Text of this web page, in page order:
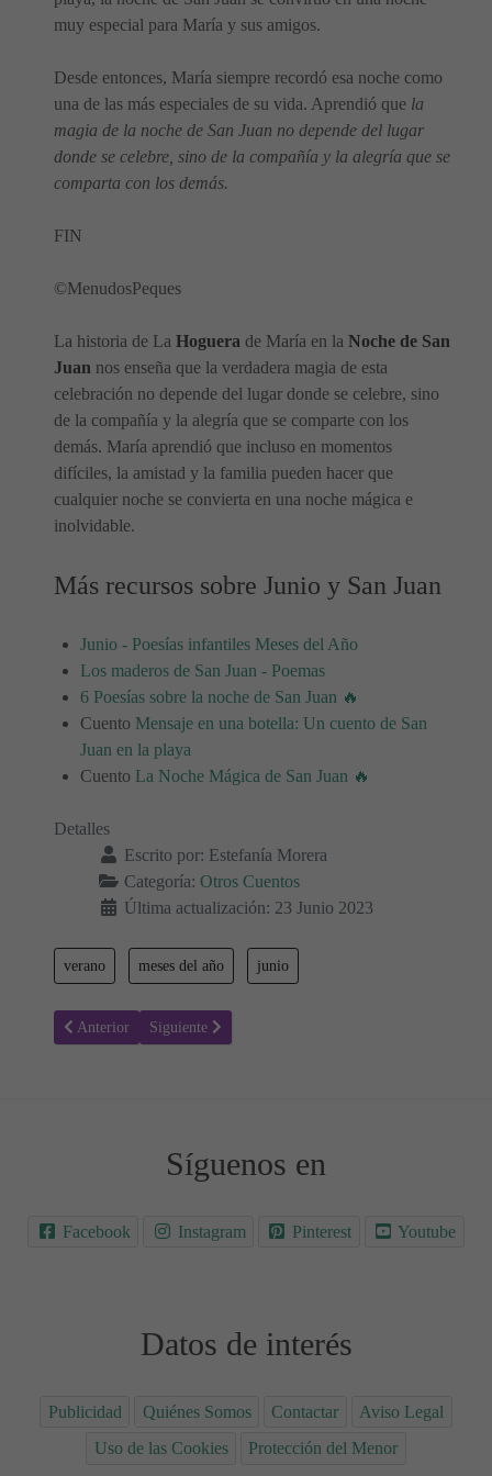
muy especial para María y sus amigos.
Desde entonces, María siempre recordó esa noche como
una de las más especiales de su vida. Aprendió que la
magia de la noche de San Juan no depende del lugar
donde se celebre, sino de la compañía y la alegría que se
comparta con los demás.
FIN
©MenudosPeques
La historia de La Hoguera de María en la Noche de San
Juan nos enseña que la verdadera magia de esta
celebración no depende del lugar donde se celebre, sino
de la compañía y la alegría que se comparte con los
demás. María aprendió que incluso en momentos
difíciles, la amistad y la familia pueden hacer que
cualquier noche se convierta en una noche mágica e
inolvidable.
Más recursos sobre Junio y San Juan
Junio - Poesías infantiles Meses del Año
Los maderos de San Juan - Poemas
6 Poesías sobre la noche de San Juan 🔥
Cuento Mensaje en una botella: Un cuento de San
Juan en la playa
Cuento La Noche Mágica de San Juan 🔥
Detalles
Escrito por: Estefanía Morera
Categoría: Otros Cuentos
Última actualización: 23 Junio 2023
verano meses del año junio
Artículo anterior: La Noche Mágica de San Juan y las Hogueras en
Anterior Artículo siguiente: El Equinoccio de Verano en la
Siguiente
Síguenos en
Facebook Instagram Pinterest Youtube
Datos de interés
Publicidad Quiénes Somos Contactar
Aviso Legal
Uso de las Cookies
Protección del Menor